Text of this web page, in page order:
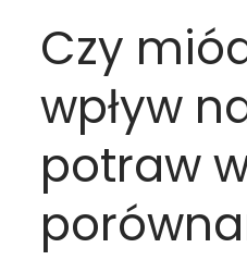
Czy
wpływ
potraw